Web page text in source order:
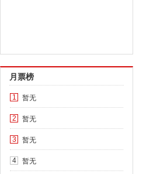
月票榜
1 暂无
2 暂无
3 暂无
4 暂无